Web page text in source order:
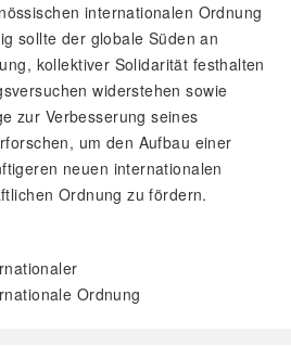
internationalen Ordnung
sollte der globale Süden an
kollektiver Solidarität festhalten
widerstehen sowie
zur Verbesserung seines
um den Aufbau einer
neuen internationalen
Ordnung zu fördern.
Ordnung